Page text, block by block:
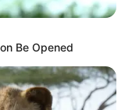
Be Opened